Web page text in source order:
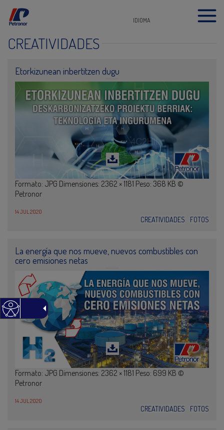
IDIOMA
CREATIVIDADES
Etorkizunean inbertitzen dugu
Formato: JPG Dimensiones: 2362 × 1181 Peso: 368 KB ©
Petronor
14 JUL 2020
CREATIVIDADES FOTOS
La energía que nos mueve, nuevos combustibles con
cero emisiones netas
Formato: JPG Dimensiones: 2362 × 1181 Peso: 699 KB ©
Petronor
14 JUL 2020
CREATIVIDADES FOTOS